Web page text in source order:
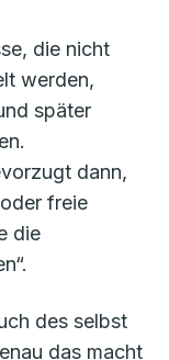
die nicht
werden,
später
dann,
freie
die
des selbst
das macht